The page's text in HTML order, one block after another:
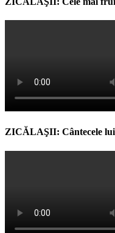
ZICĂLAŞII: Cântecele